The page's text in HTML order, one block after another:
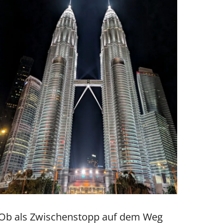
als Zwischenstopp auf dem Weg